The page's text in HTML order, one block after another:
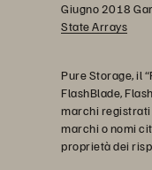
Giugno 2018
State Arrays
Pure Storage, il
FlashBlade,
marchi registrati
marchi o nomi
proprietà dei